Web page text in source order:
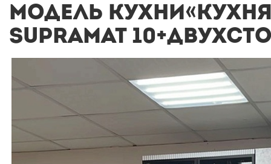
МОДЕЛЬ КУХНИ«КУХНЯ
SUPRAMAT